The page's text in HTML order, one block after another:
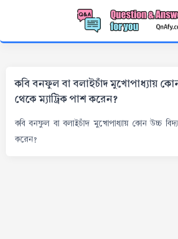
কবি বনফুল বা বলাইচাঁদ মুখোপাধ্যায়
থেকে ম্যাট্রিক পাশ করেন?
কবি বনফুল বা বলাইচাঁদ মুখোপাধ্যায় কোন উচ্চ
করেন?